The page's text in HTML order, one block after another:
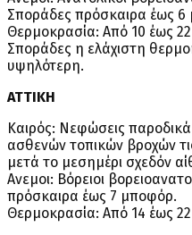
Σποράδες πρόσκαιρα έως
Θερμοκρασία: Από 10 έως
Σποράδες η ελάχιστη
υψηλότερη.
ΑΤΤΙΚΗ
Καιρός: Νεφώσεις
ασθενών τοπικών βροχών
μετά το μεσημέρι σχεδόν
Ανεμοι: Βόρειοι
πρόσκαιρα έως 7 μποφόρ.
Θερμοκρασία: Από 14 έως